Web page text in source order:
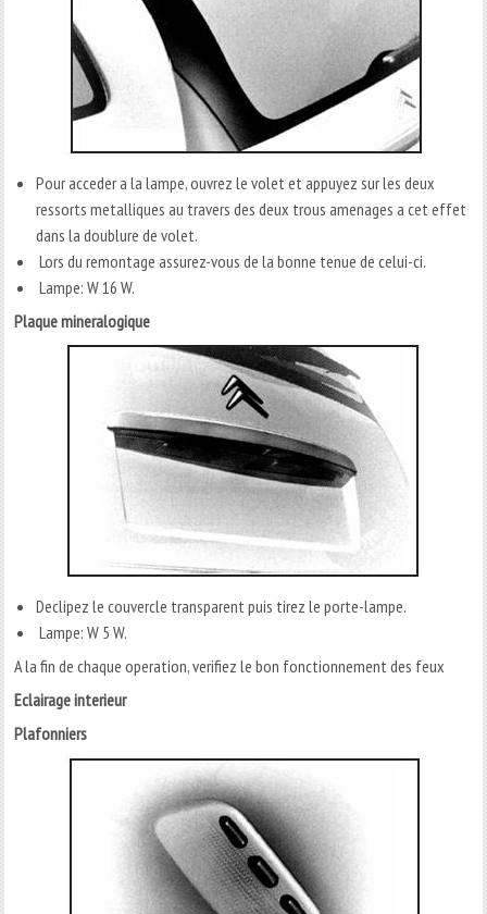
Pour acceder a la lampe, ouvrez le volet et appuyez sur les deux
ressorts metalliques au travers des deux trous amenages a cet effet
dans la doublure de volet.
Lors du remontage assurez-vous de la bonne tenue de celui-ci.
Lampe: W 16 W.
Plaque mineralogique
Declipez le couvercle transparent puis tirez le porte-lampe.
Lampe: W 5 W.
A la fin de chaque operation, verifiez le bon fonctionnement des feux
Eclairage interieur
Plafonniers